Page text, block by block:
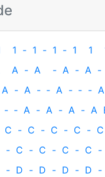
1 - 1 - 1 - 1 1
A - A - A - A -
A - A - ‐ A - ‐ - A
- ‐ A - A - A - A
C - C - C - C - C
- C - C - C - C -
- D - D - D - D -